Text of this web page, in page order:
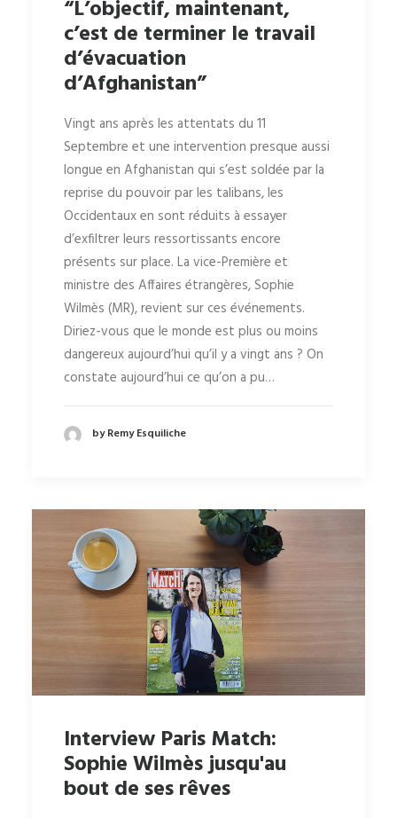
“L’objectif, maintenant,
c’est de terminer le travail
d’évacuation
d’Afghanistan”
Vingt ans après les attentats du 11
Septembre et une intervention presque aussi
longue en Afghanistan qui s’est soldée par la
reprise du pouvoir par les talibans, les
Occidentaux en sont réduits à essayer
d’exfiltrer leurs ressortissants encore
présents sur place. La vice-Première et
ministre des Affaires étrangères, Sophie
Wilmès (MR), revient sur ces événements.
Diriez-vous que le monde est plus ou moins
dangereux aujourd’hui qu’il y a vingt ans ? On
constate aujourd’hui ce qu’on a pu…
by Remy Esquiliche
Interview Paris Match:
Sophie Wilmès jusqu'au
bout de ses rêves